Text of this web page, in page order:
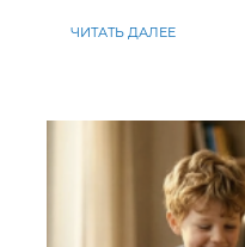
ЧИТАТЬ ДАЛЕЕ